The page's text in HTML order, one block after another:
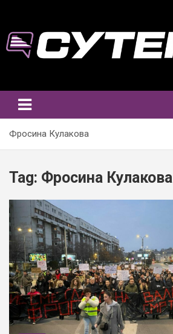
content
Фросина Кулакова
Tag: Фросина Кулакова